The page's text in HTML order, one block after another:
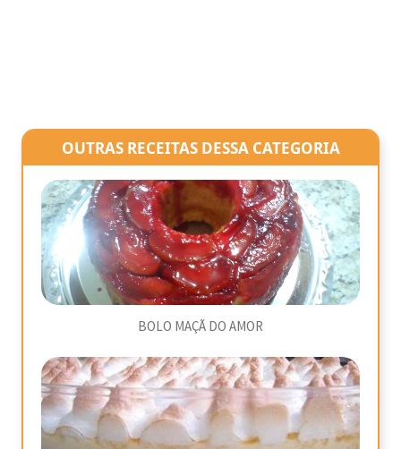
OUTRAS RECEITAS DESSA CATEGORIA
BOLO MAÇÃ DO AMOR